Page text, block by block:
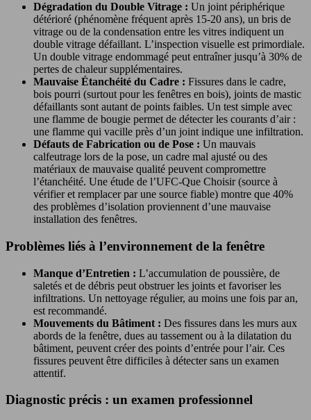
Dégradation du Double Vitrage : Un joint périphérique
détérioré (phénomène fréquent après 15-20 ans), un bris de
vitrage ou de la condensation entre les vitres indiquent un
double vitrage défaillant. L’inspection visuelle est primordiale.
Un double vitrage endommagé peut entraîner jusqu’à 30% de
pertes de chaleur supplémentaires.
Mauvaise Étanchéité du Cadre : Fissures dans le cadre,
bois pourri (surtout pour les fenêtres en bois), joints de mastic
défaillants sont autant de points faibles. Un test simple avec
une flamme de bougie permet de détecter les courants d’air :
une flamme qui vacille près d’un joint indique une infiltration.
Défauts de Fabrication ou de Pose : Un mauvais
calfeutrage lors de la pose, un cadre mal ajusté ou des
matériaux de mauvaise qualité peuvent compromettre
l’étanchéité. Une étude de l’UFC-Que Choisir (source à
vérifier et remplacer par une source fiable) montre que 40%
des problèmes d’isolation proviennent d’une mauvaise
installation des fenêtres.
Problèmes liés à l’environnement de la fenêtre
Manque d’Entretien : L’accumulation de poussière, de
saletés et de débris peut obstruer les joints et favoriser les
infiltrations. Un nettoyage régulier, au moins une fois par an,
est recommandé.
Mouvements du Bâtiment : Des fissures dans les murs aux
abords de la fenêtre, dues au tassement ou à la dilatation du
bâtiment, peuvent créer des points d’entrée pour l’air. Ces
fissures peuvent être difficiles à détecter sans un examen
attentif.
Diagnostic précis : un examen professionnel